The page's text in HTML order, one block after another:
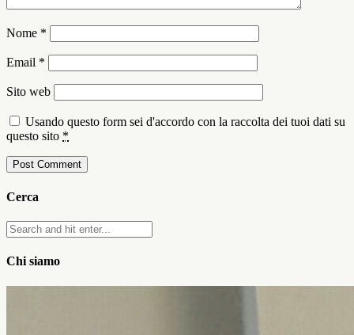
Nome *
Email *
Sito web
Usando questo form sei d'accordo con la raccolta dei tuoi dati su
questo sito *
Cerca
Chi siamo